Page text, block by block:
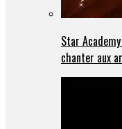
Star
chanter aux